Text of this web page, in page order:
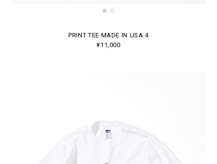
PRINT TEE MADE IN USA 4
¥11,000